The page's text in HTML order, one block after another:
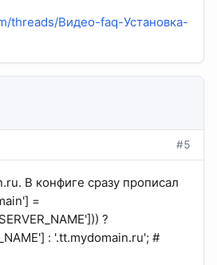
threads/Видео-faq-Установка-
#5
В конфиге сразу прописал
=
?
: '.tt.mydomain.ru'; #